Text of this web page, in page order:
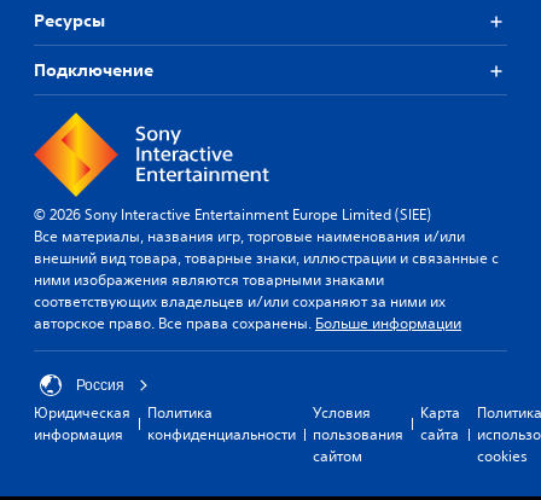
Ресурсы
Подключение
© 2026 Sony Interactive Entertainment Europe Limited (SIEE)
Все материалы, названия игр, торговые наименования и/или
внешний вид товара, товарные знаки, иллюстрации и связанные с
ними изображения являются товарными знаками
соответствующих владельцев и/или сохраняют за ними их
авторское право. Все права сохранены. Больше информации
Россия
Юридическая
информация
Политика
конфиденциальности
Условия
пользования
сайтом
Карта
сайта
Политика
cookies